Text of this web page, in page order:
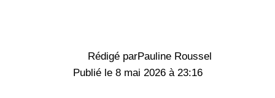
Rédigé parPauline Roussel
8 mai 2026 à 23:16